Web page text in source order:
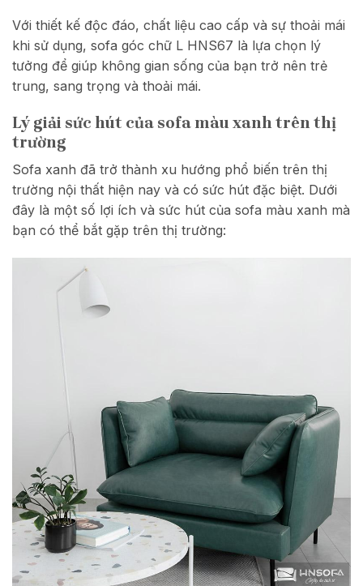
Với thiết kế độc đáo, chất liệu cao cấp và sự thoải mái
khi sử dụng, sofa góc chữ L HNS67 là lựa chọn lý
tưởng để giúp không gian sống của bạn trở nên trẻ
trung, sang trọng và thoải mái.
Lý giải sức hút của sofa màu xanh trên thị
trường
Sofa xanh đã trở thành xu hướng phổ biến trên thị
trường nội thất hiện nay và có sức hút đặc biệt. Dưới
đây là một số lợi ích và sức hút của sofa màu xanh mà
bạn có thể bắt gặp trên thị trường: